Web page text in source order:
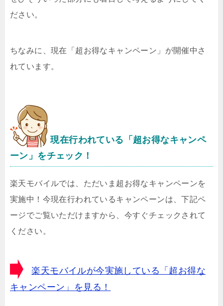
ださい。
ちなみに、現在「超お得なキャンペーン」が開催中さ
れています。
現在行われている「超お得なキャンペ
ーン」をチェック！
楽天モバイルでは、ただいま超お得なキャンペーンを
実施中！今現在行われているキャンペーンは、下記ペ
ージでご覧いただけますから、今すぐチェックされて
ください。
楽天モバイルが今実施している「超お得な
キャンペーン」を見る！